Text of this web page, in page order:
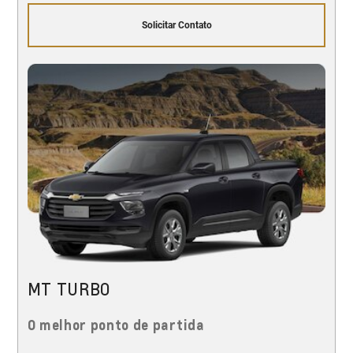
Solicitar Contato
MT TURBO
O melhor ponto de partida